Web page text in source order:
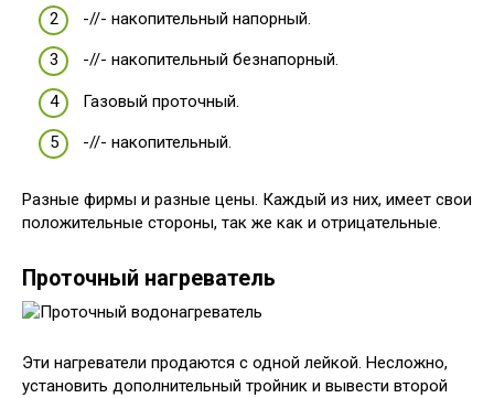
-//- накопительный напорный.
-//- накопительный безнапорный.
Газовый проточный.
-//- накопительный.
Разные фирмы и разные цены. Каждый из них, имеет свои
положительные стороны, так же как и отрицательные.
Проточный нагреватель
Эти нагреватели продаются с одной лейкой. Несложно,
установить дополнительный тройник и вывести второй